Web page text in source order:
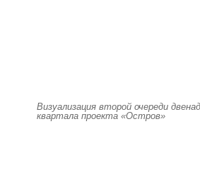
Визуализация второй очереди
квартала проекта «Остров»